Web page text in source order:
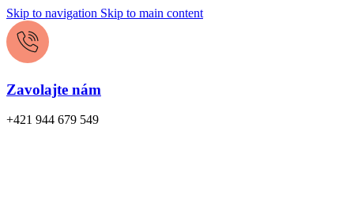
Skip to navigation Skip to main content
Zavolajte nám
+421 944 679 549